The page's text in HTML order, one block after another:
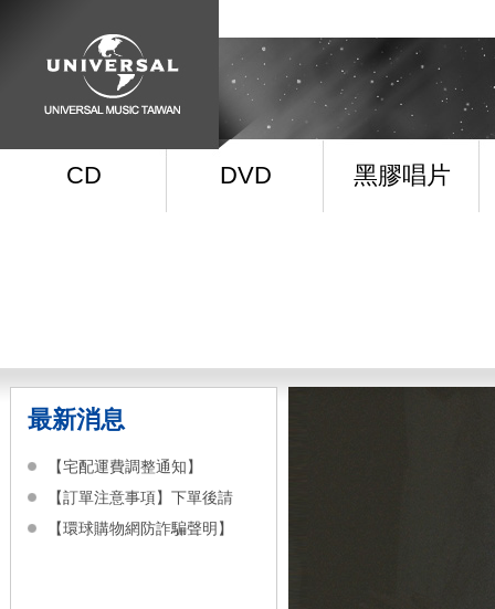
CD DVD 黑膠唱片
最新消息
【宅配運費調整通知】
【訂單注意事項】下單後請
【環球購物網防詐騙聲明】